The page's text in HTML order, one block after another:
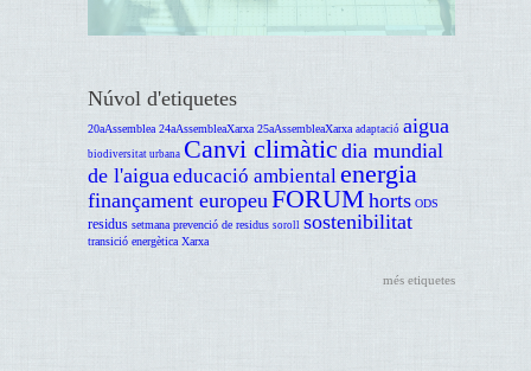
Núvol d'etiquetes
20aAssemblea 24aAssembleaXarxa 25aAssembleaXarxa adaptació aigua
biodiversitat urbana Canvi climàtic dia mundial
de l'aiguaeducació ambientalenergia
finançament europeuFORUM horts ODS
residus setmana prevenció de residus soroll sostenibilitat
transició energètica Xarxa
més etiquetes